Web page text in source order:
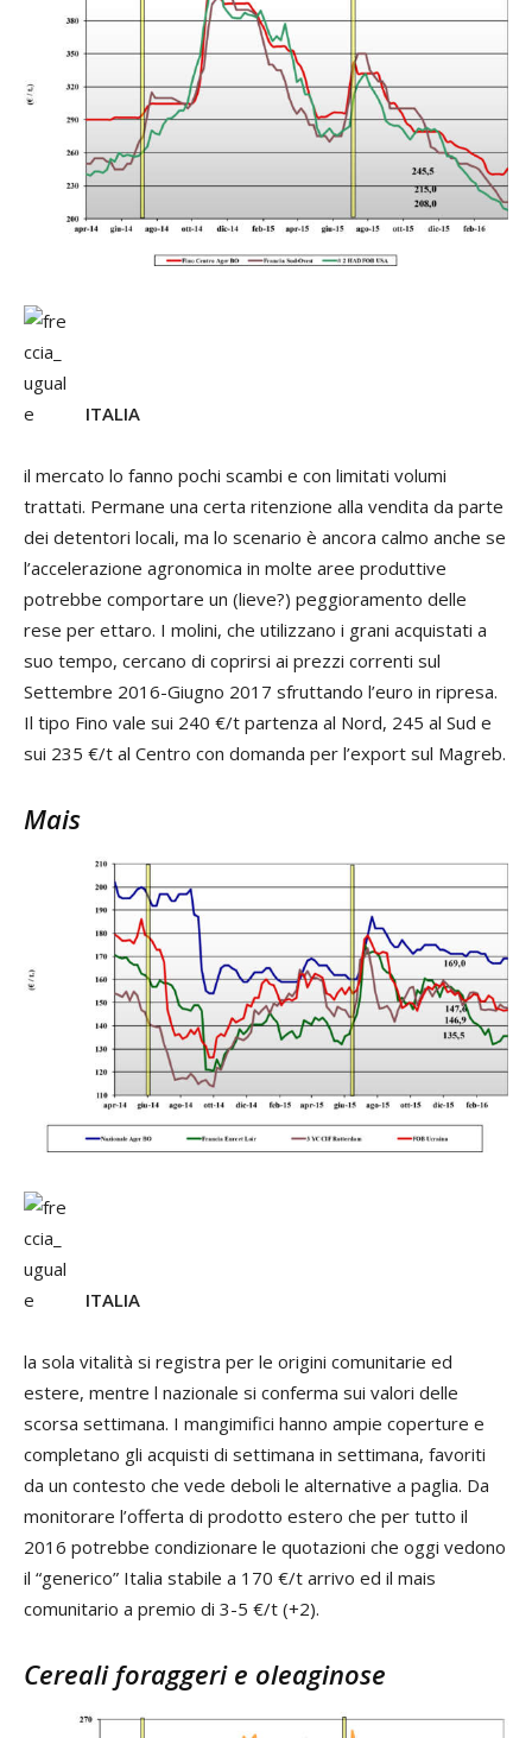
ITALIA
il mercato lo fanno pochi scambi e con limitati volumi
trattati. Permane una certa ritenzione alla vendita da parte
dei detentori locali, ma lo scenario è ancora calmo anche se
l’accelerazione agronomica in molte aree produttive
potrebbe comportare un (lieve?) peggioramento delle
rese per ettaro. I molini, che utilizzano i grani acquistati a
suo tempo, cercano di coprirsi ai prezzi correnti sul
Settembre 2016-Giugno 2017 sfruttando l’euro in ripresa.
Il tipo Fino vale sui 240 €/t partenza al Nord, 245 al Sud e
sui 235 €/t al Centro con domanda per l’export sul Magreb.
Mais
ITALIA
la sola vitalità si registra per le origini comunitarie ed
estere, mentre l nazionale si conferma sui valori delle
scorsa settimana. I mangimifici hanno ampie coperture e
completano gli acquisti di settimana in settimana, favoriti
da un contesto che vede deboli le alternative a paglia. Da
monitorare l’offerta di prodotto estero che per tutto il
2016 potrebbe condizionare le quotazioni che oggi vedono
il “generico” Italia stabile a 170 €/t arrivo ed il mais
comunitario a premio di 3-5 €/t (+2).
Cereali foraggeri e oleaginose